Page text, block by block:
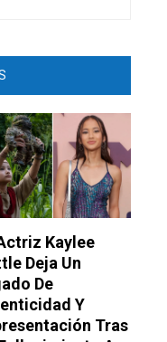
Kaylee
Deja Un
De
Y
Tras